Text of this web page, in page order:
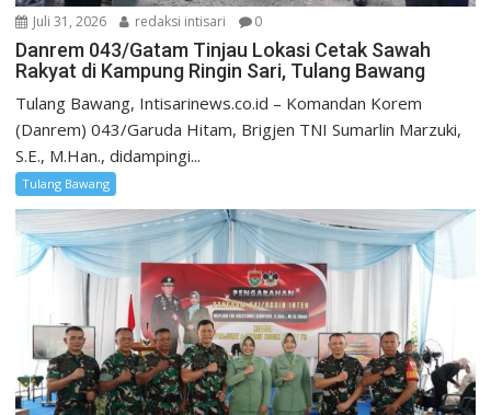
Juli 31, 2026 redaksi intisari 0
Danrem 043/Gatam Tinjau Lokasi Cetak Sawah
Rakyat di Kampung Ringin Sari, Tulang Bawang
Tulang Bawang, Intisarinews.co.id – Komandan Korem
(Danrem) 043/Garuda Hitam, Brigjen TNI Sumarlin Marzuki,
S.E., M.Han., didampingi...
Tulang Bawang